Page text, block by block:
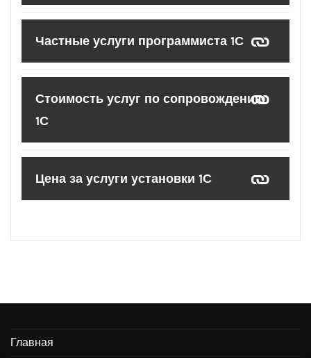
Частные услуги программиста 1С
Стоимость услуг по сопровождению
1С
Цена за услуги установки 1С
Главная